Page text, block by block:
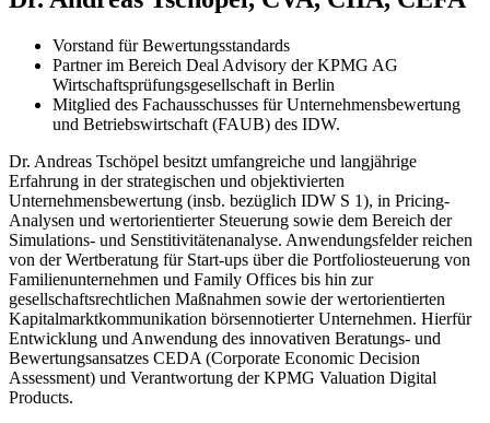
Vorstand für Bewertungsstandards
Partner im Bereich Deal Advisory der KPMG AG
Wirtschaftsprüfungsgesellschaft in Berlin
Mitglied des Fachausschusses für Unternehmensbewertung
und Betriebswirtschaft (FAUB) des IDW.
Dr. Andreas Tschöpel besitzt umfangreiche und langjährige
Erfahrung in der strategischen und objektivierten
Unternehmensbewertung (insb. bezüglich IDW S 1), in Pricing-
Analysen und wertorientierter Steuerung sowie dem Bereich der
Simulations- und Senstitivitätenanalyse. Anwendungsfelder reichen
von der Wertberatung für Start-ups über die Portfoliosteuerung von
Familienunternehmen und Family Offices bis hin zur
gesellschaftsrechtlichen Maßnahmen sowie der wertorientierten
Kapitalmarktkommunikation börsennotierter Unternehmen. Hierfür
Entwicklung und Anwendung des innovativen Beratungs- und
Bewertungsansatzes CEDA (Corporate Economic Decision
Assessment) und Verantwortung der KPMG Valuation Digital
Products.